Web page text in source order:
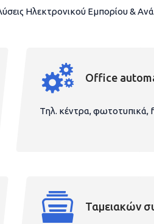
Ηλεκτρονικού Εμπορίου &
Office
Τηλ. κέντρα, φωτοτυπικά,
Ταμειακών